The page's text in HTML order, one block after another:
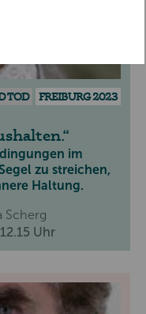
TOD FREIBURG 2023
im
zu streichen,
Haltung.
Scherg
12.15 Uhr